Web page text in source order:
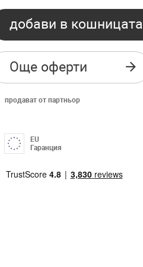
добави в кошницата
Още оферти
продават от партньор
EU
Гаранция